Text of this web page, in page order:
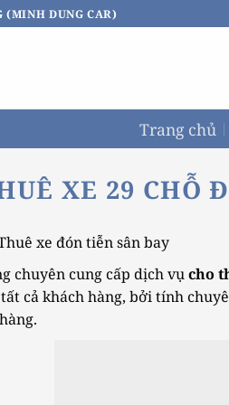
(MINH DUNG CAR)
Trang chủ
XE 29 CHỖ
xe đón tiễn sân bay
chuyên cung cấp dịch vụcho
cả khách hàng, bởi tính